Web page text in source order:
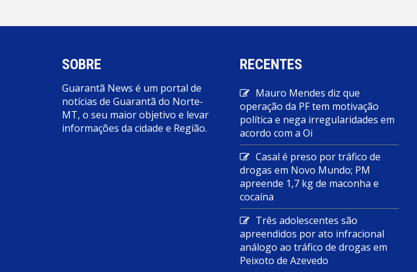
SOBRE
Guarantã News é um portal de
notícias de Guarantã do Norte-
MT, o seu maior objetivo e levar
informações da cidade e Região.
RECENTES
Mauro Mendes diz que
operação da PF tem motivação
política e nega irregularidades em
acordo com a Oi
Casal é preso por tráfico de
drogas em Novo Mundo; PM
apreende 1,7 kg de maconha e
cocaína
Três adolescentes são
apreendidos por ato infracional
análogo ao tráfico de drogas em
Peixoto de Azevedo